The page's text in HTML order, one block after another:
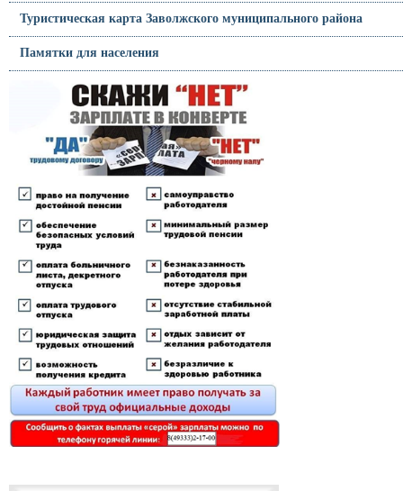
Туристическая карта Заволжского муниципального района
Памятки для населения